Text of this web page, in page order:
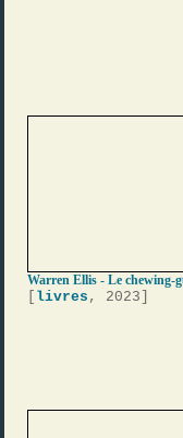
Warren Ellis - Le chewing-
livres , 2023]